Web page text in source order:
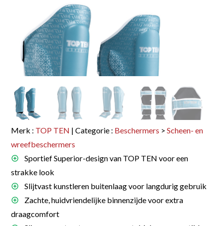
Merk : TOP TEN | Categorie : Beschermers >Scheen- en
wreefbeschermers
Sportief Superior-design van TOP TEN voor een
strakke look
Slijtvast kunstleren buitenlaag voor langdurig gebruik
Zachte, huidvriendelijke binnenzijde voor extra
draagcomfort